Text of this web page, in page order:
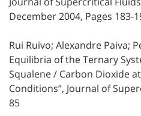
December 2004, Pages 183-
Rui Ruivo; Alexandre Paiva;
Equilibria of the Ternary
Squalene / Carbon Dioxide
Conditions”, Journal of
85